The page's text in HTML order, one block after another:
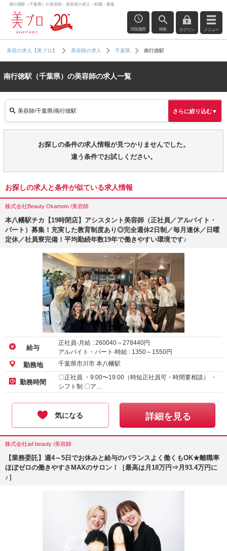
南行徳駅（千葉県）の美容師・美容室の求人・転職・募集
閲覧履歴 検索 ログイン メニュー
美容の求人【美プロ】 美容師の求人 千葉県 南行徳駅
南行徳駅（千葉県）の美容師の求人一覧
美容師/千葉県/南行徳駅 さらに絞り込む▼
お探しの条件の求人情報が見つかりませんでした。
違う条件でお試しください。
お探しの求人と条件が似ている求人情報
株式会社Beauty Okamoto /美容師
本八幡駅チカ【19時閉店】アシスタント美容師（正社員／アルバイト・
パート）募集！充実した教育制度あり◎完全週休2日制／毎月連休／日曜
定休／社員寮完備！平均勤続年数19年で働きやすい環境です♪
給与
正社員-月給 : 260040～278440円
アルバイト・パート-時給 : 1350～ 1550円
勤務地 千葉県市川市 本八幡駅
勤務時間
〇正社員 ・9:00〜19:00（時短正社員可・時間要相談） ・
シフト制 〇ア…
気になる 詳細を見る
株式会社ad beauty /美容師
【業務委託】週4～5日でお休みと給与のバランスよく働くもOK★離職率
ほぼゼロの働きやすさMAXのサロン！［最高は月18万円⇒月93.4万円に
♪］